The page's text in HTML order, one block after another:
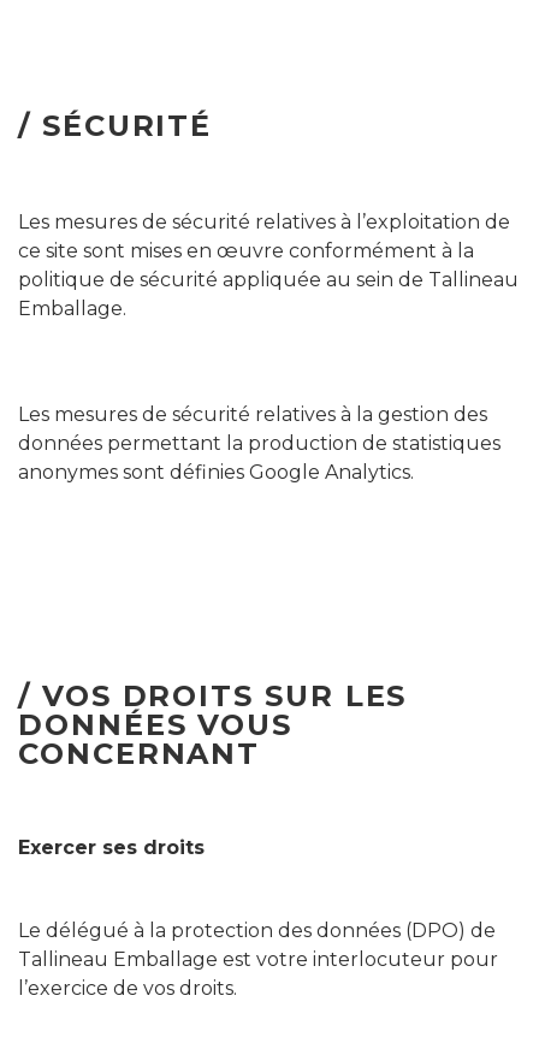
/ SÉCURITÉ
Les mesures de sécurité relatives à l’exploitation de
ce site sont mises en œuvre conformément à la
politique de sécurité appliquée au sein de Tallineau
Emballage.
Les mesures de sécurité relatives à la gestion des
données permettant la production de statistiques
anonymes sont définies Google Analytics.
/ VOS DROITS SUR LES
DONNÉES VOUS
CONCERNANT
Exercer ses droits
Le délégué à la protection des données (DPO) de
Tallineau Emballage est votre interlocuteur pour
l’exercice de vos droits.